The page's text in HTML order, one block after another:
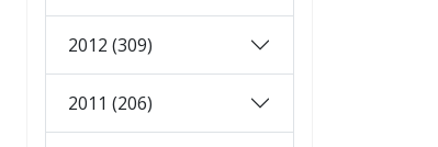
2012 (309)
2011 (206)